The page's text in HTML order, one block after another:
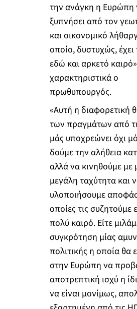
την ανάγκη η Ευρώπη
ξυπνήσει από τον
και οικονομικό
οποίο, δυστυχώς, έχει
εδώ και αρκετό
χαρακτηριστικά ο
πρωθυπουργός.
«Αυτή η διαφορετική
των πραγμάτων από
μάς υποχρεώνει όχι
δούμε την αλήθεια
αλλά να κινηθούμε με
μεγάλη ταχύτητα και
υλοποιήσουμε
οποίες τις συζητούμε
πολύ καιρό. Είτε
συγκρότηση μίας
πολιτικής η οποία θα
στην Ευρώπη να
αποτρεπτική ισχύ η
να είναι μονίμως,